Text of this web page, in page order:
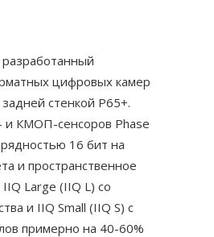
цифровых камер
стенкой P65+.
и КМОП-сенсоров Phase
16 бит на
и пространственное
Large (IIQ L) со
и IIQ Small (IIQ S) с
примерно на 40-60%